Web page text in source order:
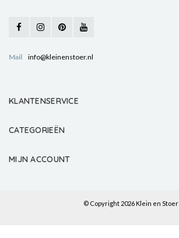
Mail info@kleinenstoer.nl
KLANTENSERVICE
CATEGORIEËN
MIJN ACCOUNT
© Copyright 2026 Klein en Stoer